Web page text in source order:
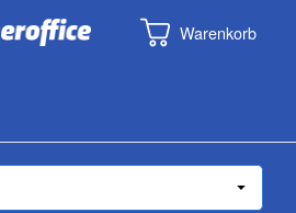
Warenkorb